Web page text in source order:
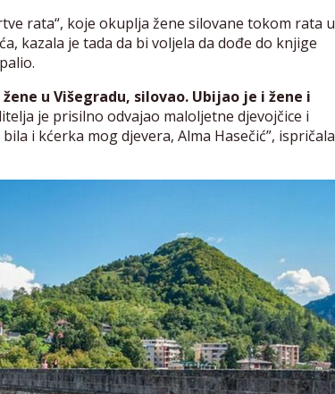
rata“, koje okuplja žene silovane tokom rata u
kazala je tada da bi voljela da dođe do knjige
u Višegradu, silovao. Ubijao je i žene i
je prisilno odvajao maloljetne djevojčice i
i kćerka mog djevera, Alma Hasečić”, ispričala